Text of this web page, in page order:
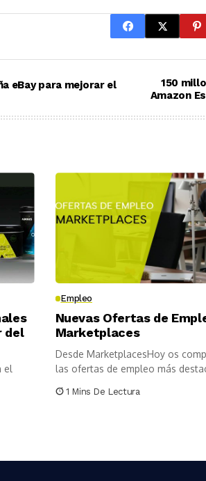
eBay para mejorar el
150
Amazon
del
el
Empleo
Nuevas Ofertas de
Marketplaces
Desde MarketplacesHoy os
las ofertas de empleo más
1 Mins De Lectura